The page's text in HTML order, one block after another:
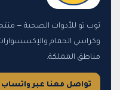
توب تو للأدوات الصحية —
وكراسي الحمام
مناطق المملكة.
تواصل معنا عبر واتساب